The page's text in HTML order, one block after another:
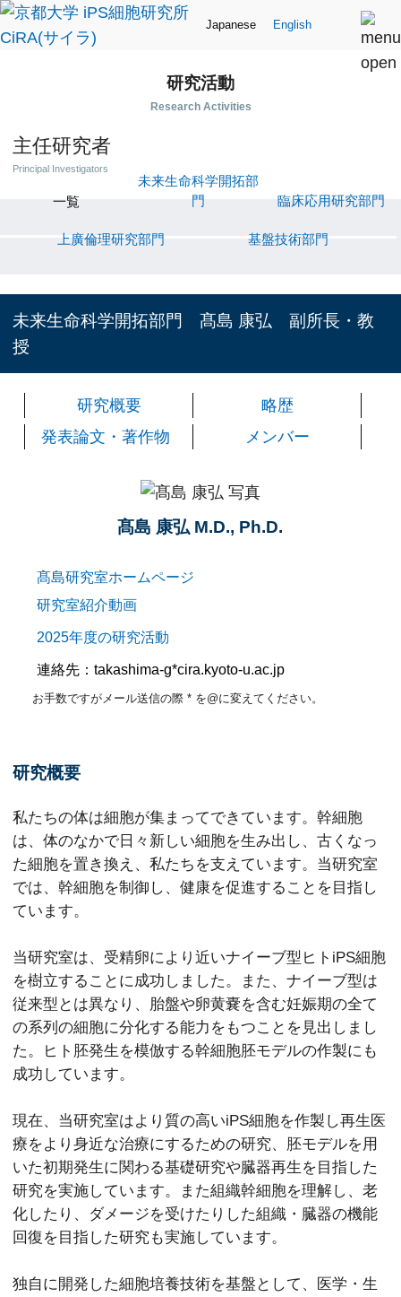
Japanese English
研究活動
Research Activities
主任研究者
Principal Investigators
一覧
未来生命科学開拓部
門
臨床応用研究部門
上廣倫理研究部門 基盤技術部門
未来生命科学開拓部門 髙島 康弘 副所長・教
授
研究概要
略歴
発表論文・著作物
メンバー
髙島 康弘 M.D., Ph.D.
髙島研究室ホームページ
研究室紹介動画
2025年度の研究活動
連絡先：takashima-g*cira.kyoto-u.ac.jp
お手数ですがメール送信の際 * を@に変えてください。
研究概要
私たちの体は細胞が集まってできています。幹細胞
は、体のなかで日々新しい細胞を生み出し、古くなっ
た細胞を置き換え、私たちを支えています。当研究室
では、幹細胞を制御し、健康を促進することを目指し
ています。
当研究室は、受精卵により近いナイーブ型ヒトiPS細胞
を樹立することに成功しました。また、ナイーブ型は
従来型とは異なり、胎盤や卵黄嚢を含む妊娠期の全て
の系列の細胞に分化する能力をもつことを見出しまし
た。ヒト胚発生を模倣する幹細胞胚モデルの作製にも
成功しています。
現在、当研究室はより質の高いiPS細胞を作製し再生医
療をより身近な治療にするための研究、胚モデルを用
いた初期発生に関わる基礎研究や臓器再生を目指した
研究を実施しています。また組織幹細胞を理解し、老
化したり、ダメージを受けたりした組織・臓器の機能
回復を目指した研究も実施しています。
独自に開発した細胞培養技術を基盤として、医学・生